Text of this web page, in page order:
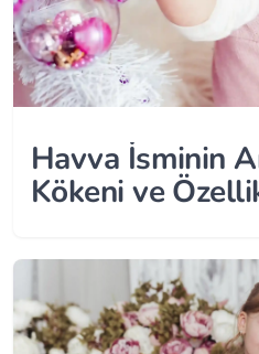
Havva İsminin
Kökeni ve